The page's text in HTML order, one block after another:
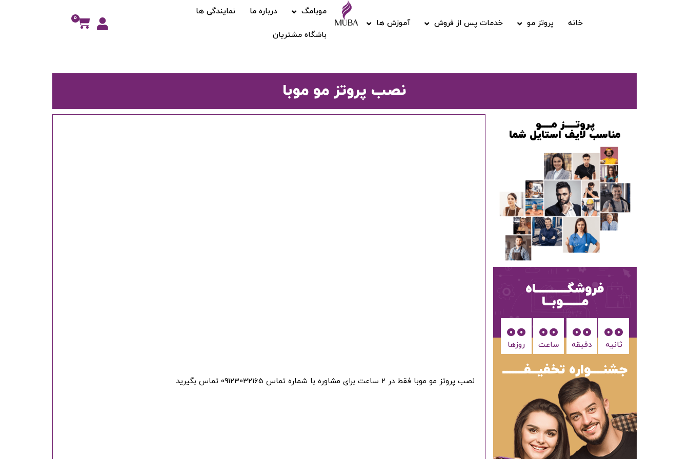
خانه پروتز مو خدمات پس از فروش آموزش ها
موبامگ درباره ما نمایندگی ها
باشگاه مشتریان
0
نصب پروتز مو موبا
پروتــــز مــــو
مناسب لایف استایل شما
فروشگــــــــــاه
مــــــوبــا
00
روزها
00
ساعت‌
00
دقیقه
00
ثانیه
جشنــــواره تخفیــفـــــــ
نصب پروتز مو موبا فقط در 2 ساعت برای مشاوره با شماره تماس 09123032165 تماس بگیرید